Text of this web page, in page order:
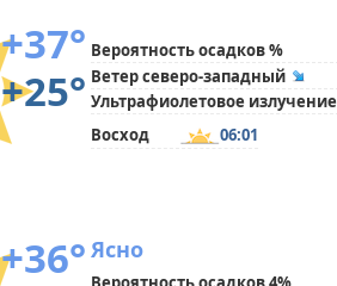
+37°
+25°
Вероятность осадков %
Ветер северо-западный
Ультрафиолетовое излучение
Восход
06:01
+36° Ясно